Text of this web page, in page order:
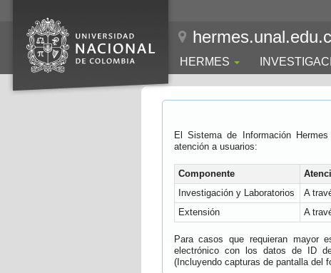
HERMES
El Sistema de Información
atención a usuarios:
Componente
Investigación y Laboratorios
A
Extensión
A
Para casos que requieran mayor
electrónico con los datos de ID
(Incluyendo capturas de pantalla del